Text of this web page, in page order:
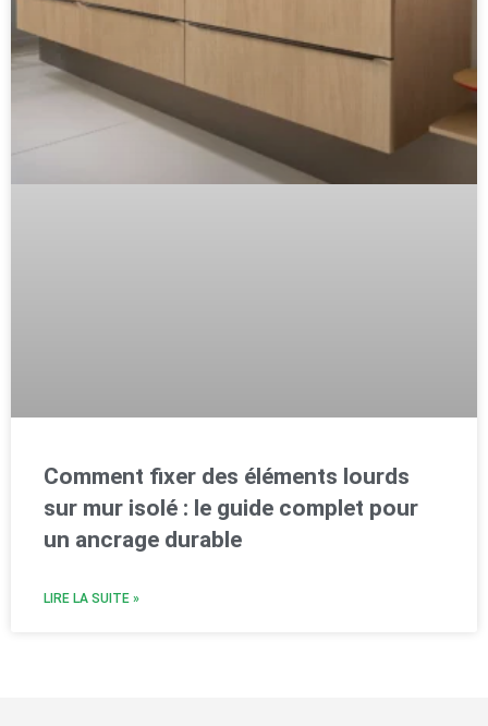
Comment fixer des éléments lourds
sur mur isolé : le guide complet pour
un ancrage durable
LIRE LA SUITE »